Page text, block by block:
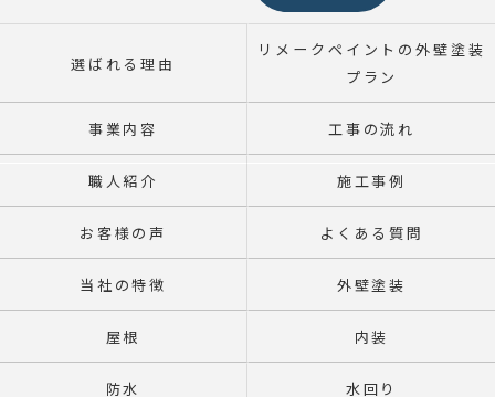
選ばれる理由
リメークペイントの外壁塗装
プラン
事業内容 工事の流れ
職人紹介 施工事例
お客様の声 よくある質問
当社の特徴 外壁塗装
屋根 内装
防水 水回り